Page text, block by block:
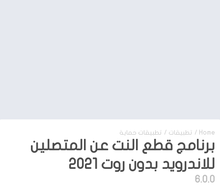
Home
/ تطبيقات / تطبيقات حماية
برنامج قطع النت عن المتصلين
للاندرويد بدون روت 2021
6.0.0